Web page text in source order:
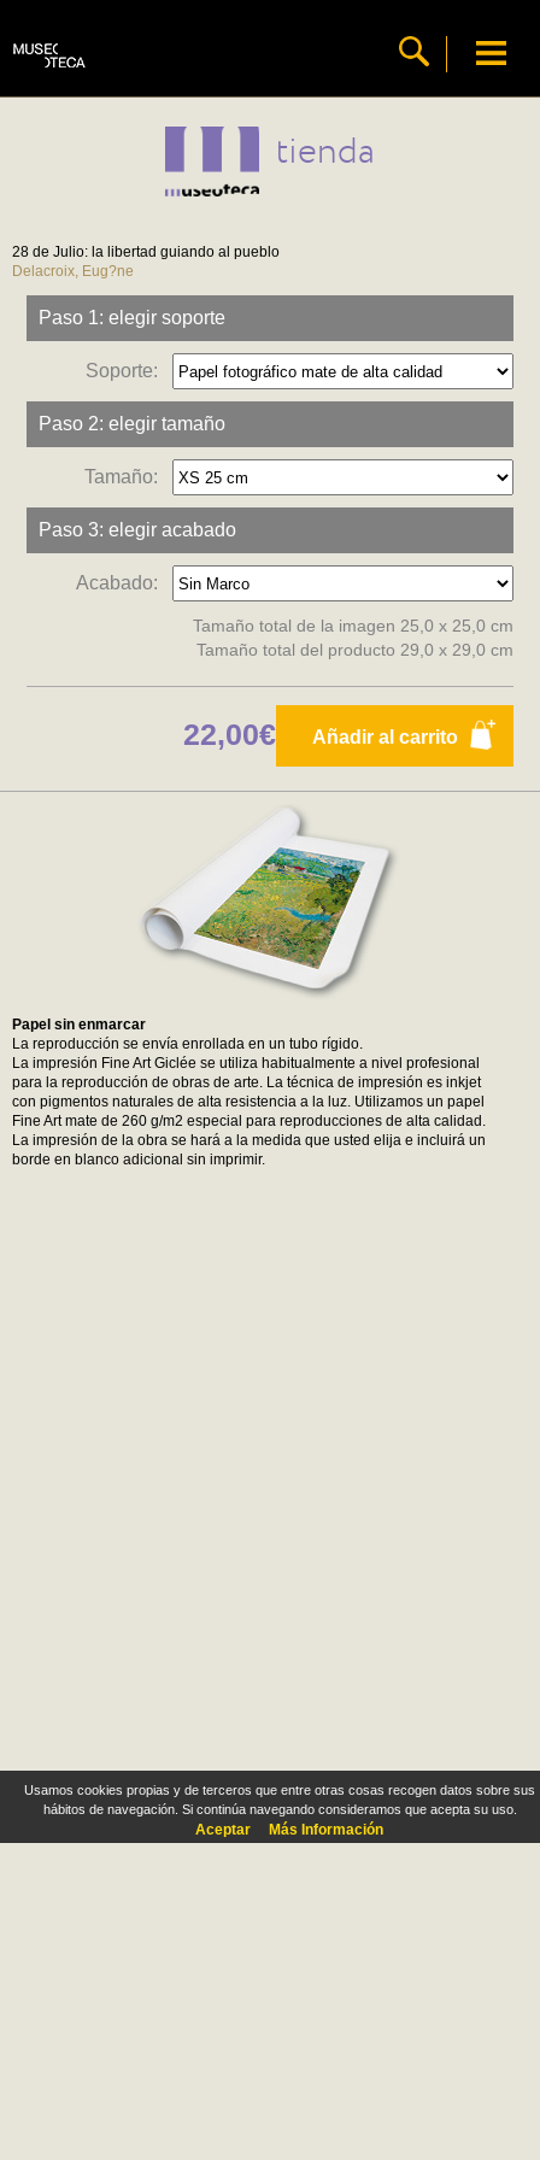
Usamos cookies propias y de terceros que entre otras cosas recogen datos sobre sus
hábitos de navegación. Si continúa navegando consideramos que acepta su uso.
Aceptar Más Información
tienda
28 de Julio: la libertad guiando al pueblo
Delacroix, Eug?ne
Paso 1: elegir soporte
Soporte:
Paso 2: elegir tamaño
Tamaño:
Paso 3: elegir acabado
Acabado:
Tamaño total de la imagen 25,0 x 25,0 cm
Tamaño total del producto 29,0 x 29,0 cm
Añadir al carrito
22,00€
Papel sin enmarcar
La reproducción se envía enrollada en un tubo rígido.
La impresión Fine Art Giclée se utiliza habitualmente a nivel profesional
para la reproducción de obras de arte. La técnica de impresión es inkjet
con pigmentos naturales de alta resistencia a la luz. Utilizamos un papel
Fine Art mate de 260 g/m2 especial para reproducciones de alta calidad.
La impresión de la obra se hará a la medida que usted elija e incluirá un
borde en blanco adicional sin imprimir.